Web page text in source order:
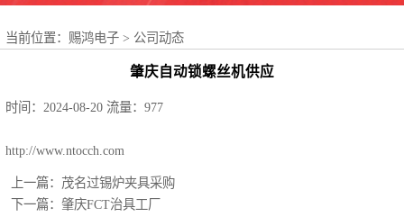
当前位置： 赐鸿电子 > 公司动态
肇庆自动锁螺丝机供应
时间：2024-08-20 流量：977
http://www.ntocch.com
上一篇： 茂名过锡炉夹具采购
下一篇： 肇庆FCT治具工厂
FCT治具
自动螺丝机